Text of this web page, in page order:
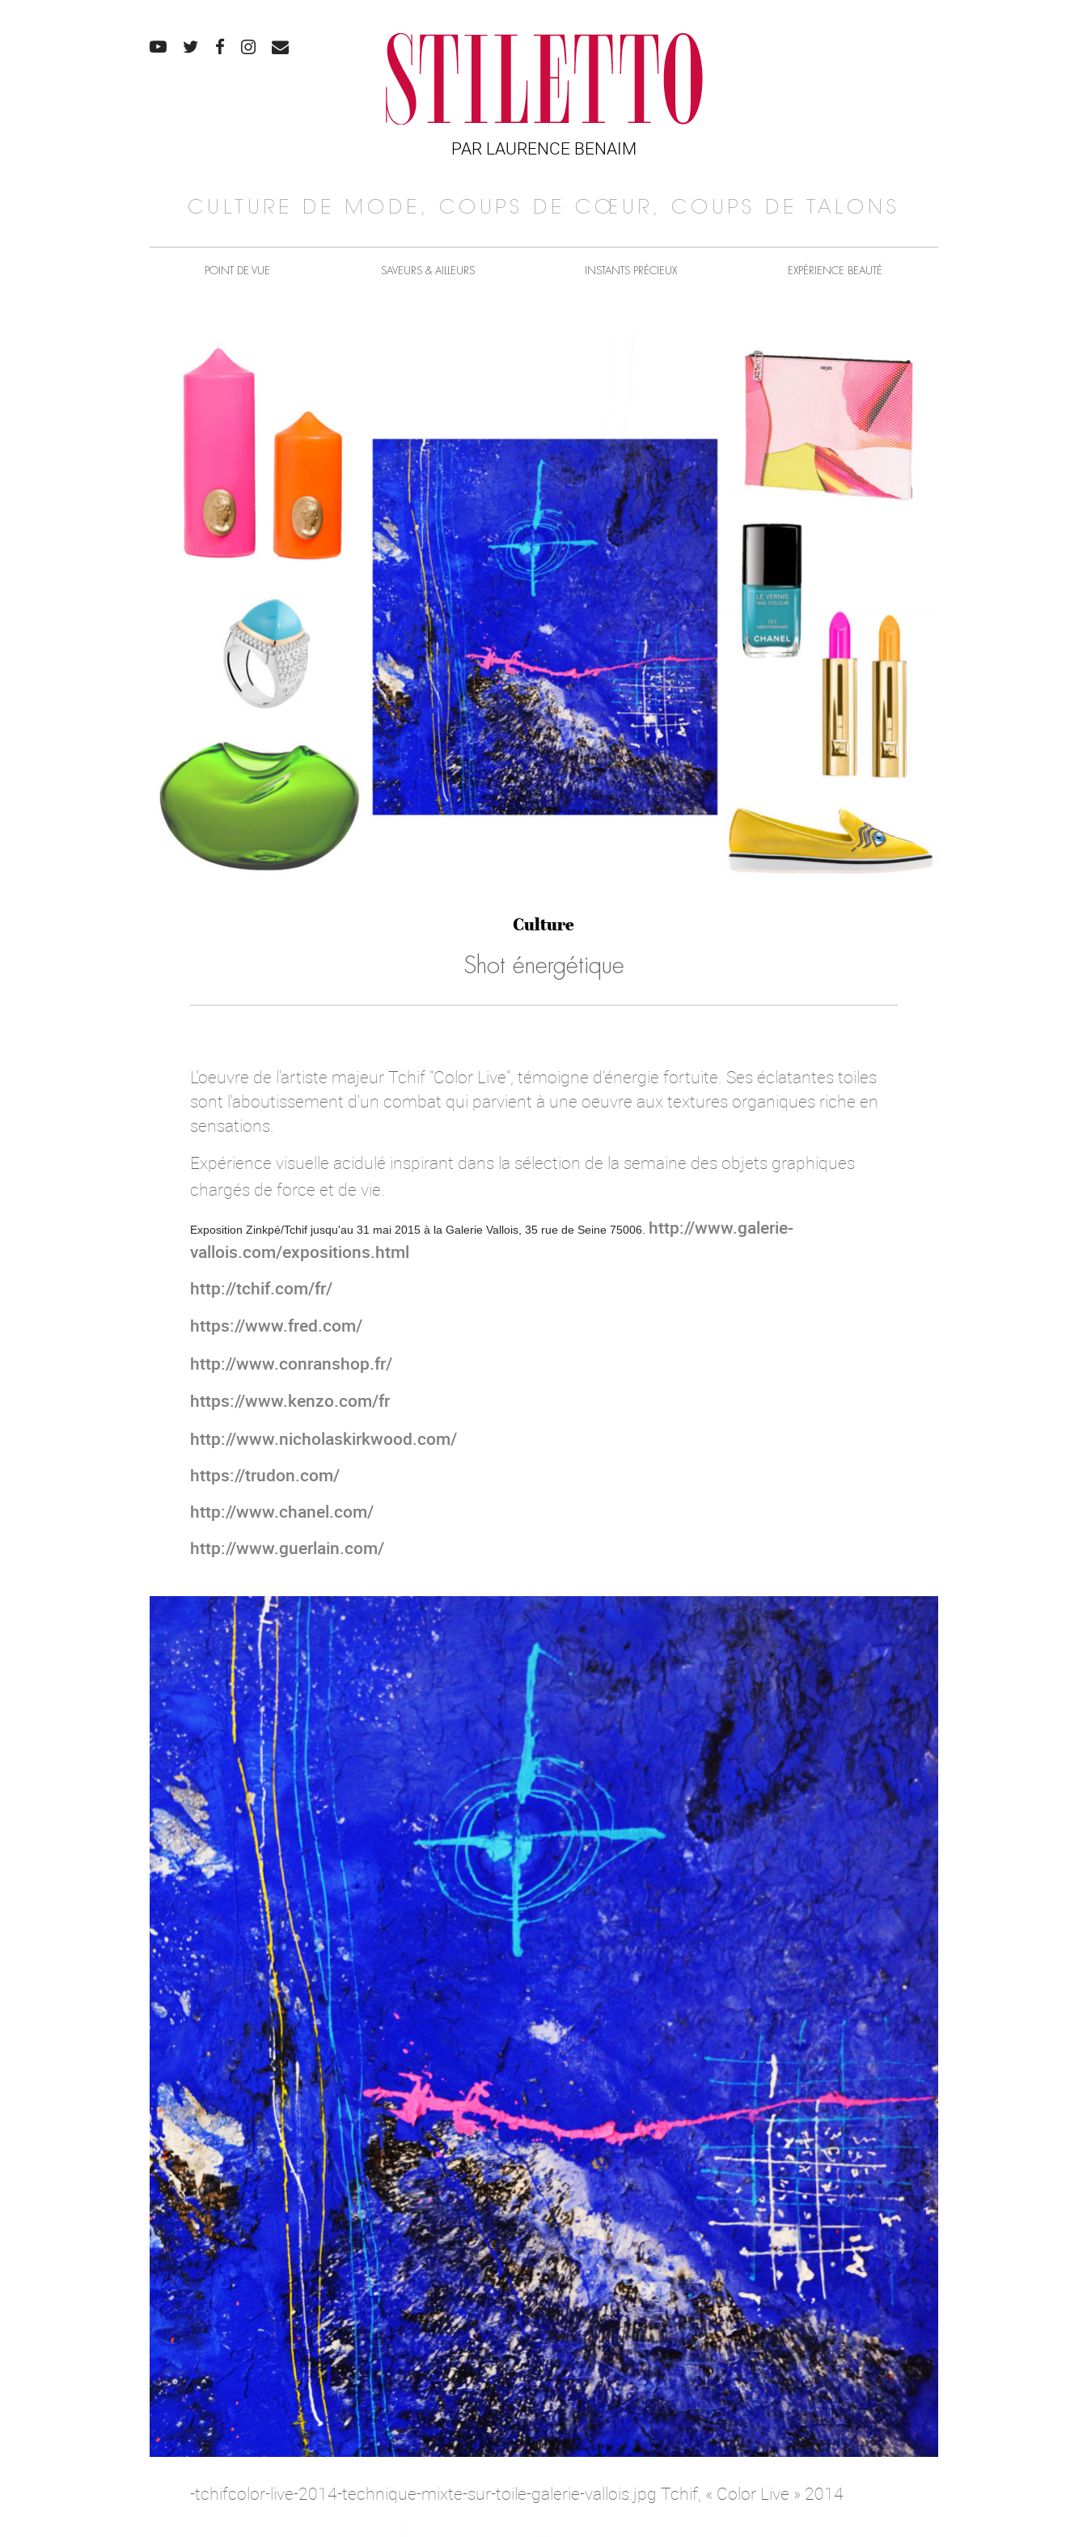
PAR LAURENCE BENAIM
CULTURE DE MODE, COUPS DE CŒUR, COUPS DE TALONS
POINT DE VUE SAVEURS & AILLEURS INSTANTS PRÉCIEUX EXPÉRIENCE BEAUTÉ
Culture
Shot énergétique
L'oeuvre de l'artiste majeur Tchif "Color Live", témoigne d'énergie fortuite. Ses éclatantes toiles
sont l'aboutissement d'un combat qui parvient à une oeuvre aux textures organiques riche en
sensations.
Expérience visuelle acidulé inspirant dans la sélection de la semaine des objets graphiques
chargés de force et de vie.
Exposition Zinkpé/Tchif jusqu'au 31 mai 2015 à la Galerie Vallois, 35 rue de Seine 75006. http://www.galerie-
vallois.com/expositions.html
http://tchif.com/fr/
https://www.fred.com/
http://www.conranshop.fr/
https://www.kenzo.com/fr
http://www.nicholaskirkwood.com/
https://trudon.com/
http://www.chanel.com/
http://www.guerlain.com/
-tchifcolor-live-2014-technique-mixte-sur-toile-galerie-vallois.jpg Tchif, « Color Live » 2014